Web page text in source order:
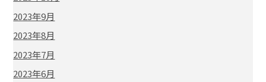
2023年9月
2023年8月
2023年7月
2023年6月